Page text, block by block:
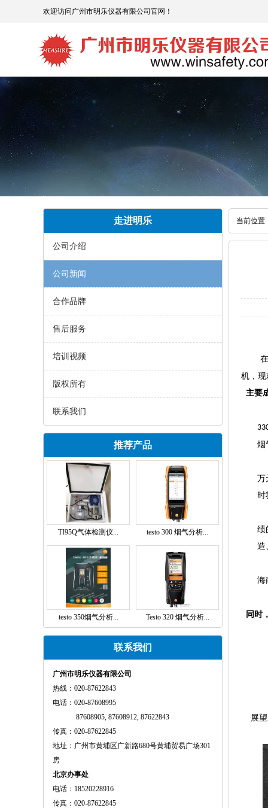
欢迎访问广州市明乐仪器有限公司官网！
走进明乐
公司介绍
公司新闻
合作品牌
售后服务
培训视频
版权所有
联系我们
推荐产品
TI95Q气体检测仪... testo 300 烟气分析...
testo 350烟气分析... Testo 320 烟气分析...
联系我们
广州市明乐仪器有限公司
热线：020-87622843
电话：020-87608995
87608905, 87608912, 87622843
传真：020-87622845
地址：广州市黄埔区广新路680号黄埔贸易广场301
房
北京办事处
电话：18520228916
传真：020-87622845
当前位置
机，
主要
3
烟
万
时
绩
造
海
同时
展望